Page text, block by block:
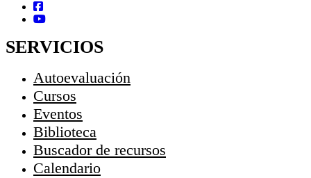
SERVICIOS
Autoevaluación
Cursos
Eventos
Biblioteca
Buscador de recursos
Calendario